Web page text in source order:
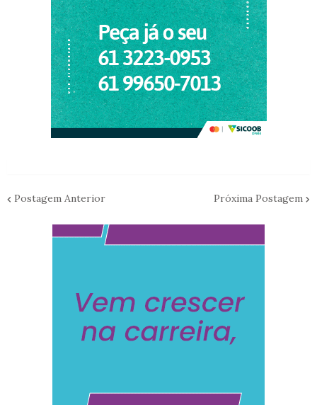
Postagem Anterior Próxima Postagem